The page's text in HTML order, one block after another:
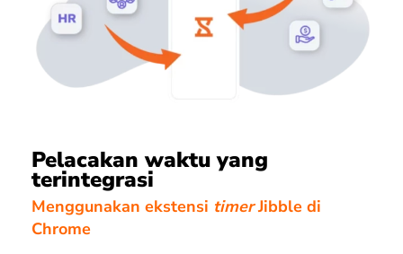
Pelacakan waktu yang
terintegrasi
Menggunakan ekstensi timerJibble di
Chrome